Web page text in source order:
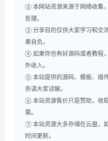
② 本网站资源来源于网络收集
处理。
③ 分享目的仅供大家学习和交
果自负。
④ 如果你也有好源码或者教程
外收入。
⑤ 本站提供的源码、模板、插
务请大家谅解。
⑥ 本站资源售价只是赞助，收
需。
⑦ 本站资源大多存储在云盘，
时间更新。